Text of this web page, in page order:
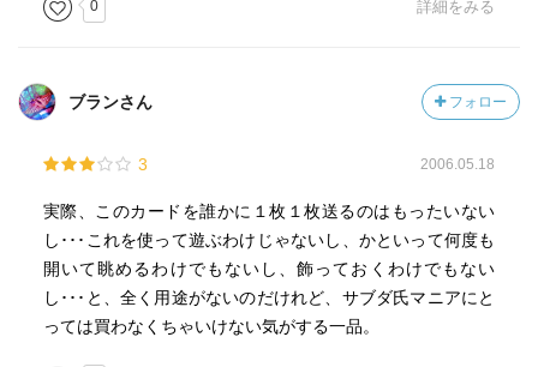
0 詳細をみる
ブランさん フォロー
3 2006.05.18
実際、このカードを誰かに１枚１枚送るのはもったいない
し･･･これを使って遊ぶわけじゃないし、かといって何度も
開いて眺めるわけでもないし、飾っておくわけでもない
し･･･と、全く用途がないのだけれど、サブダ氏マニアにと
っては買わなくちゃいけない気がする一品。